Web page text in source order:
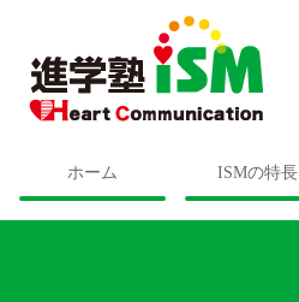
ホーム ISMの特長